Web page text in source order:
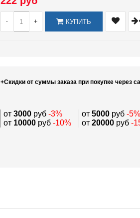
- + КУПИТЬ
+Скидки от суммы заказа при покупке через
от3000руб -3% от 5000руб-5%
от 10000руб -10% от 20000руб -